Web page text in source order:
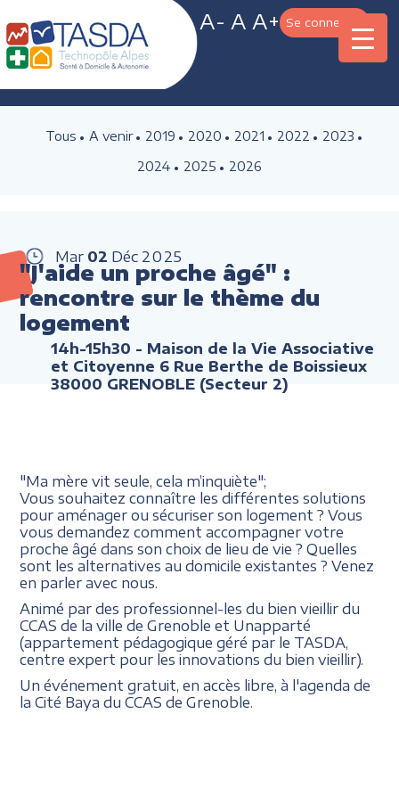
A- A A+ Se connecter
Tous A venir 2019 2020 2021 2022
2023
2024
2025 2026
Mar 02 Déc 2025
"J'aide un proche âgé" :
rencontre sur le thème du
logement
14h-15h30 - Maison de la Vie Associative
et Citoyenne 6 Rue Berthe de Boissieux
38000 GRENOBLE (Secteur 2)
"Ma mère vit seule, cela m’inquiète";
Vous souhaitez connaître les différentes solutions
pour aménager ou sécuriser son logement ? Vous
vous demandez comment accompagner votre
proche âgé dans son choix de lieu de vie ? Quelles
sont les alternatives au domicile existantes ? Venez
en parler avec nous.
Animé par des professionnel-les du bien vieillir du
CCAS de la ville de Grenoble et Unapparté
(appartement pédagogique géré par le TASDA,
centre expert pour les innovations du bien vieillir).
Un événement gratuit, en accès libre, à l'agenda de
la Cité Baya du CCAS de Grenoble.